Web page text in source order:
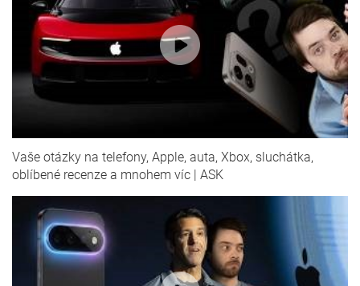
Vaše otázky na telefony, Apple, auta, Xbox, sluchátka,
oblíbené recenze a mnohem víc | ASK